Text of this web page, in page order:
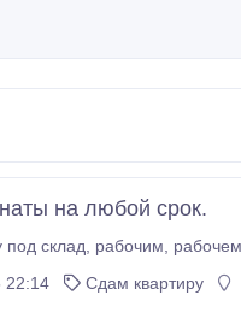
на любой срок.
22:14
Сдам квартиру